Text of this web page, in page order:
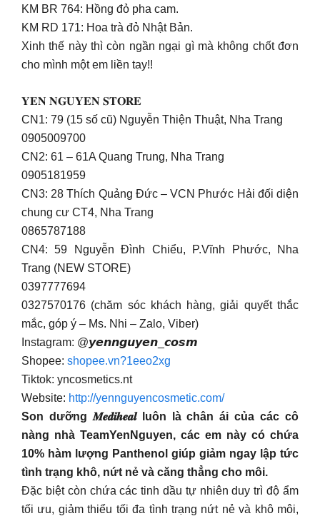
KM BR 764: Hồng đỏ pha cam.
KM RD 171: Hoa trà đỏ Nhật Bản.
Xinh thế này thì còn ngần ngại gì mà không chốt đơn
cho mình một em liền tay!!
𝐘𝐄𝐍 𝐍𝐆𝐔𝐘𝐄𝐍 𝐒𝐓𝐎𝐑𝐄
CN1: 79 (15 số cũ) Nguyễn Thiện Thuật, Nha Trang
0905009700
CN2: 61 – 61A Quang Trung, Nha Trang
0905181959
CN3: 28 Thích Quảng Đức – VCN Phước Hải đối diện
chung cư CT4, Nha Trang
0865787188
CN4: 59 Nguyễn Đình Chiểu, P.Vĩnh Phước, Nha
Trang (NEW STORE)
0397777694
0327570176 (chăm sóc khách hàng, giải quyết thắc
mắc, góp ý – Ms. Nhi – Zalo, Viber)
Instagram: @𝙮𝙚𝙣𝙣𝙜𝙪𝙮𝙚𝙣_𝙘𝙤𝙨𝙢
Shopee: shopee.vn?1eeo2xg
Tiktok: yncosmetics.nt
Website: http://yennguyencosmetic.com/
Son dưỡng 𝑴𝒆𝒅𝒊𝒉𝒆𝒂𝒍 luôn là chân ái của các cô
nàng nhà TeamYenNguyen, các em này có chứa
10% hàm lượng Panthenol giúp giảm ngay lập tức
tình trạng khô, nứt nẻ và căng thẳng cho môi.
Đặc biệt còn chứa các tinh dầu tự nhiên duy trì độ ẩm
tối ưu, giảm thiểu tối đa tình trạng nứt nẻ và khô môi,